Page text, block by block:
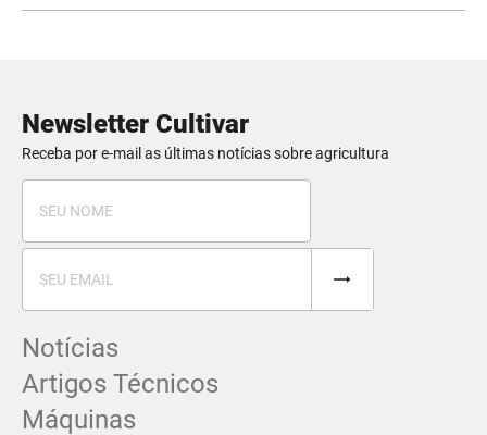
Newsletter Cultivar
Receba por e-mail as últimas notícias sobre agricultura
Notícias
Artigos Técnicos
Máquinas